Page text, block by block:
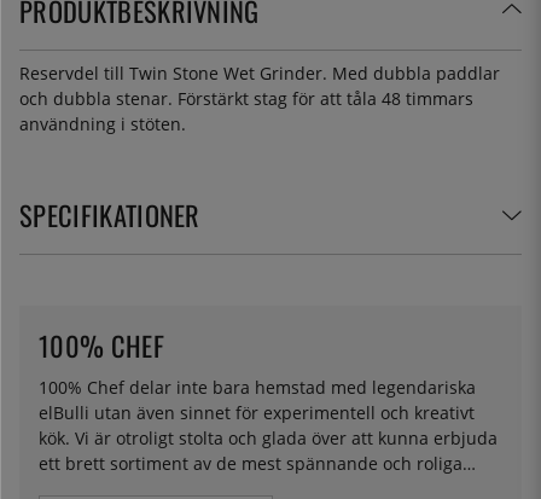
PRODUKTBESKRIVNING
Reservdel till Twin Stone Wet Grinder. Med dubbla paddlar
och dubbla stenar. Förstärkt stag för att tåla 48 timmars
användning i stöten.
SPECIFIKATIONER
100% Chef delar inte bara hemstad med legendariska
elBulli utan även sinnet för experimentell och kreativt
kök. Vi är otroligt stolta och glada över att kunna erbjuda
ett brett sortiment av de mest spännande och roliga
100% CHEF